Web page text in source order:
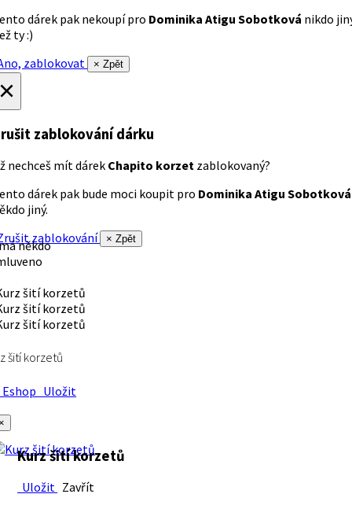
dárek pak nekoupí pro Dominika Atigu Sobotková nikdo
ty :)
zablokovat
× Zpět
zablokování dárku
nechceš mít dárek Chapito korzet zablokovaný?
dárek pak bude moci koupit pro Dominika Atigu Sobotková
jiný.
zablokování
× Zpět
někdo
šití korzetů
Uložit
Kurz šití korzetů
Uložit Zavřít